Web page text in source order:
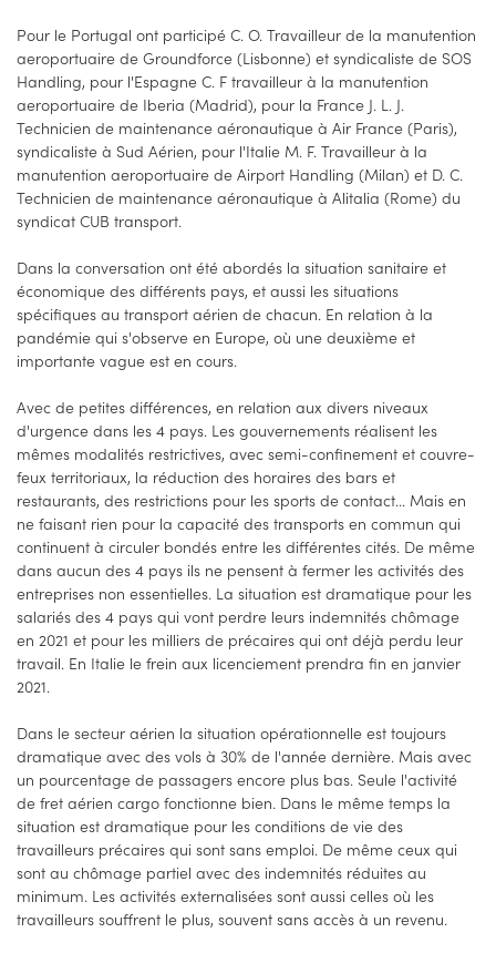
Pour le Portugal ont participé C. O. Travailleur de la manutention
aeroportuaire de Groundforce (Lisbonne) et syndicaliste de SOS
Handling, pour l'Espagne C. F travailleur à la manutention
aeroportuaire de Iberia (Madrid), pour la France J. L. J.
Technicien de maintenance aéronautique à Air France (Paris),
syndicaliste à Sud Aérien, pour l'Italie M. F. Travailleur à la
manutention aeroportuaire de Airport Handling (Milan) et D. C.
Technicien de maintenance aéronautique à Alitalia (Rome) du
syndicat CUB transport.
Dans la conversation ont été abordés la situation sanitaire et
économique des différents pays, et aussi les situations
spécifiques au transport aérien de chacun. En relation à la
pandémie qui s'observe en Europe, où une deuxième et
importante vague est en cours.
Avec de petites différences, en relation aux divers niveaux
d'urgence dans les 4 pays. Les gouvernements réalisent les
mêmes modalités restrictives, avec semi-confinement et couvre-
feux territoriaux, la réduction des horaires des bars et
restaurants, des restrictions pour les sports de contact... Mais en
ne faisant rien pour la capacité des transports en commun qui
continuent à circuler bondés entre les différentes cités. De même
dans aucun des 4 pays ils ne pensent à fermer les activités des
entreprises non essentielles. La situation est dramatique pour les
salariés des 4 pays qui vont perdre leurs indemnités chômage
en 2021 et pour les milliers de précaires qui ont déjà perdu leur
travail. En Italie le frein aux licenciement prendra fin en janvier
2021.
Dans le secteur aérien la situation opérationnelle est toujours
dramatique avec des vols à 30% de l'année dernière. Mais avec
un pourcentage de passagers encore plus bas. Seule l'activité
de fret aérien cargo fonctionne bien. Dans le même temps la
situation est dramatique pour les conditions de vie des
travailleurs précaires qui sont sans emploi. De même ceux qui
sont au chômage partiel avec des indemnités réduites au
minimum. Les activités externalisées sont aussi celles où les
travailleurs souffrent le plus, souvent sans accès à un revenu.